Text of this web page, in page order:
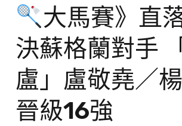
大馬賽》直
決蘇格蘭對手
盧」盧敬堯／
晉級16強
格
對
手
「楊
肉
盧」